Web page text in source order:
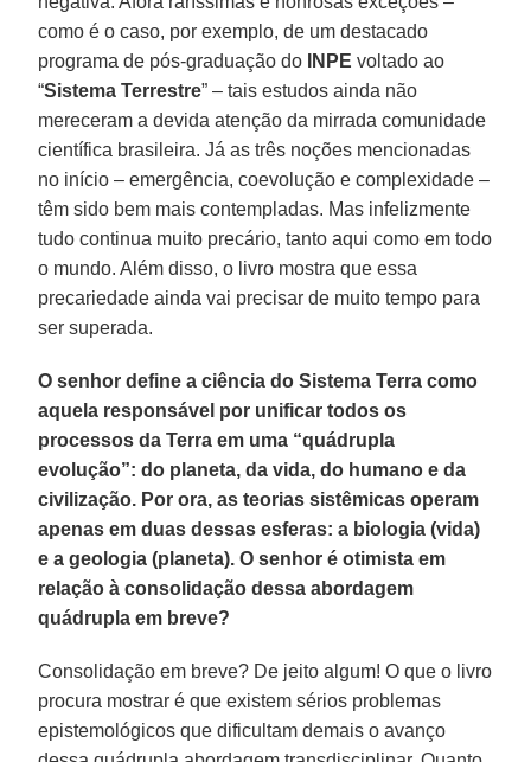
como é o caso, por exemplo, de um destacado
programa de pós-graduação do
INPE voltado ao
“Sistema Terrestre” – tais estudos ainda não
mereceram a devida atenção da mirrada comunidade
científica brasileira. Já as três noções mencionadas
no início – emergência, coevolução e complexidade –
têm sido bem mais contempladas. Mas infelizmente
tudo continua muito precário, tanto aqui como em todo
o mundo. Além disso, o livro mostra que essa
precariedade ainda vai precisar de muito tempo para
ser superada.
O senhor define a ciência do Sistema Terra como
aquela responsável por unificar todos os
processos da Terra em uma “quádrupla
evolução”: do planeta, da vida, do humano e da
civilização. Por ora, as teorias sistêmicas operam
apenas em duas dessas esferas: a biologia (vida)
e a geologia (planeta). O senhor é otimista em
relação à consolidação dessa abordagem
quádrupla em breve?
Consolidação em breve? De jeito algum! O que o livro
procura mostrar é que existem sérios problemas
epistemológicos que dificultam demais o avanço